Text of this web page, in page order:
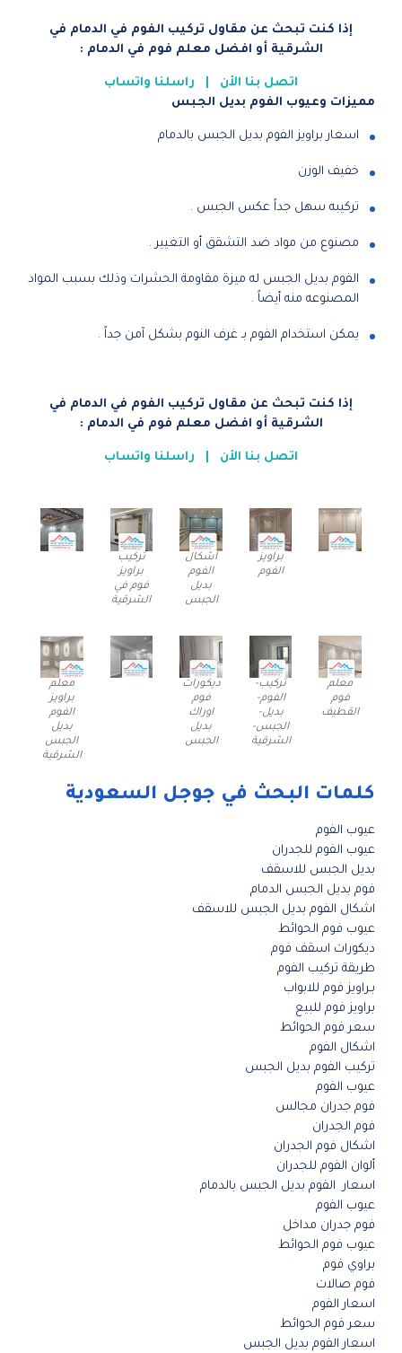
إذا كنت تبحث عن مقاول تركيب الفوم في الدمام في
الشرقية أو افضل معلم فوم في الدمام :
اتصل بنا الأن
راسلنا واتساب
مميزات وعيوب الفوم بديل الجبس
اسعار براويز الفوم بديل الجبس بالدمام
خفيف الوزن
تركيبه سهل جداً عكس الجبس .
مصنوع من مواد ضد التشقق أو التغيير .
الفوم بديل الجبس له ميزة مقاومة الحشرات وذلك بسبب المواد
المصنوعه منه أيضاً .
يمكن استخدام الفوم بـ غرف النوم بشكل آمن جداً .
إذا كنت تبحث عن مقاول تركيب الفوم في الدمام في
الشرقية أو افضل معلم فوم في الدمام :
اتصل بنا الأن راسلنا واتساب
براويز
الفوم
اشكال
الفوم
بديل
الجبس
تركيب
براويز
فوم في
الشرقية
معلم
فوم
القطيف
تركيب-
الفوم-
بديل-
الجبس-
الشرقية
ديكورات
فوم
اوراك
بديل
الجبس
معلم
براويز
الفوم
بديل
الجبس
الشرقية
كلمات البحث في جوجل السعودية
عيوب الفوم
عيوب الفوم للجدران
بديل الجبس للاسقف
فوم بديل الجبس الدمام
اشكال الفوم بديل الجبس للاسقف
عيوب فوم الحوائط
ديكورات اسقف فوم
طريقة تركيب الفوم
بـراويز فوم للابواب
براويز فوم للبيع
سعر فوم الحوائط
اشكال الفوم
تركيب الفوم بديل الجبس
عيوب الفوم
فوم جدران مجالس
فوم الجدران
اشكال فوم الجدران
ألوان الفوم للجدران
اسعار الفوم بديل الجبس بالدمام
عيوب الفوم
فوم جدران مداخل
عيوب فوم الحوائط
براوي فوم
فوم صالات
اسعار الفوم
سعر فوم الحوائط
اسعار الفوم بديل الجبس